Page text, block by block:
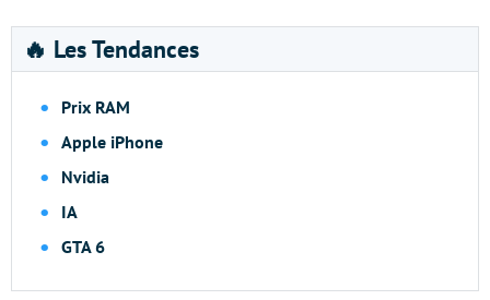
🔥 Les Tendances
Prix RAM
Apple iPhone
Nvidia
IA
GTA 6